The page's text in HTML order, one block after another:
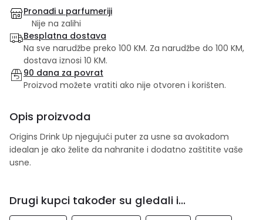
Pronađi u parfumeriji
Nije na zalihi
Besplatna dostava
Na sve narudžbe preko 100 KM. Za narudžbe do 100 KM,
dostava iznosi 10 KM.
90 dana za povrat
Proizvod možete vratiti ako nije otvoren i korišten.
Opis proizvoda
Origins Drink Up njegujući puter za usne sa avokadom
idealan je ako želite da nahranite i dodatno zaštitite vaše
usne.
Drugi kupci također su gledali i...